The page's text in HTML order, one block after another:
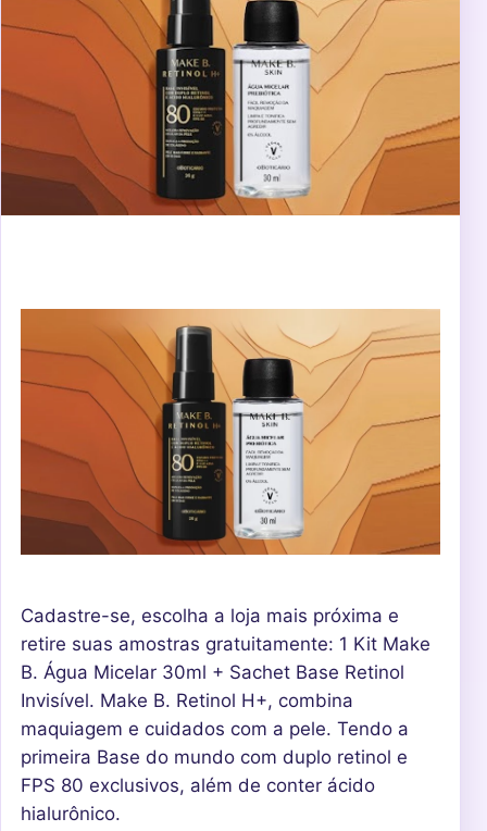
Cadastre-se, escolha a loja mais próxima e
retire suas amostras gratuitamente: 1 Kit Make
B. Água Micelar 30ml + Sachet Base Retinol
Invisível. Make B. Retinol H+, combina
maquiagem e cuidados com a pele. Tendo a
primeira Base do mundo com duplo retinol e
FPS 80 exclusivos, além de conter ácido
hialurônico.